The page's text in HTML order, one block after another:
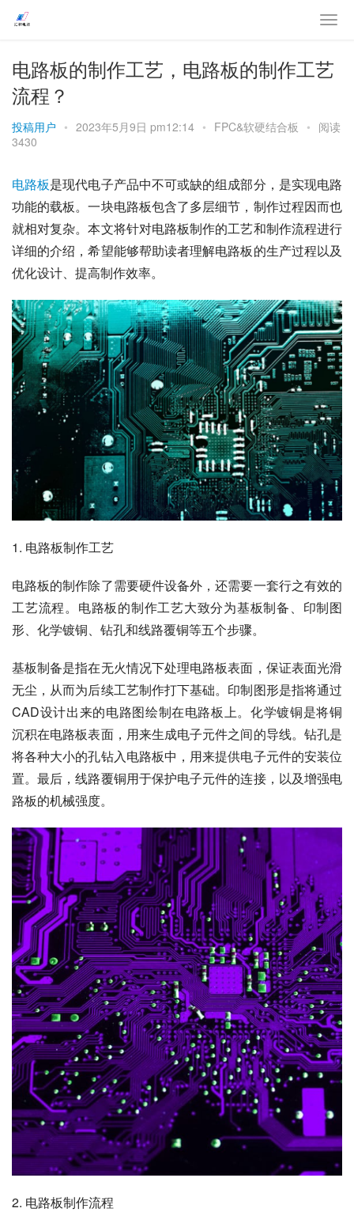
电路板的制作工艺，电路板的制作工艺
流程？
投稿用户 • 2023年5月9日 pm12:14 • FPC&软硬结合板 • 阅读
3430
电路板是现代电子产品中不可或缺的组成部分，是实现电路
功能的载板。一块电路板包含了多层细节，制作过程因而也
就相对复杂。本文将针对电路板制作的工艺和制作流程进行
详细的介绍，希望能够帮助读者理解电路板的生产过程以及
优化设计、提高制作效率。
1. 电路板制作工艺
电路板的制作除了需要硬件设备外，还需要一套行之有效的
工艺流程。电路板的制作工艺大致分为基板制备、印制图
形、化学镀铜、钻孔和线路覆铜等五个步骤。
基板制备是指在无火情况下处理电路板表面，保证表面光滑
无尘，从而为后续工艺制作打下基础。印制图形是指将通过
CAD设计出来的电路图绘制在电路板上。化学镀铜是将铜
沉积在电路板表面，用来生成电子元件之间的导线。钻孔是
将各种大小的孔钻入电路板中，用来提供电子元件的安装位
置。最后，线路覆铜用于保护电子元件的连接，以及增强电
路板的机械强度。
2. 电路板制作流程